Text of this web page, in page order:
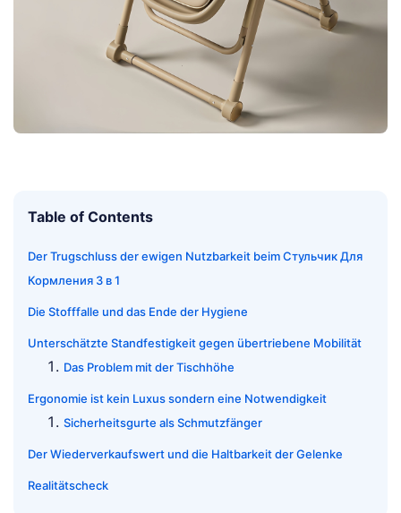
Table of Contents
Der Trugschluss der ewigen Nutzbarkeit beim Стульчик Для
Кормления 3 в 1
Die Stofffalle und das Ende der Hygiene
Unterschätzte Standfestigkeit gegen übertriebene Mobilität
Das Problem mit der Tischhöhe
Ergonomie ist kein Luxus sondern eine Notwendigkeit
Sicherheitsgurte als Schmutzfänger
Der Wiederverkaufswert und die Haltbarkeit der Gelenke
Realitätscheck